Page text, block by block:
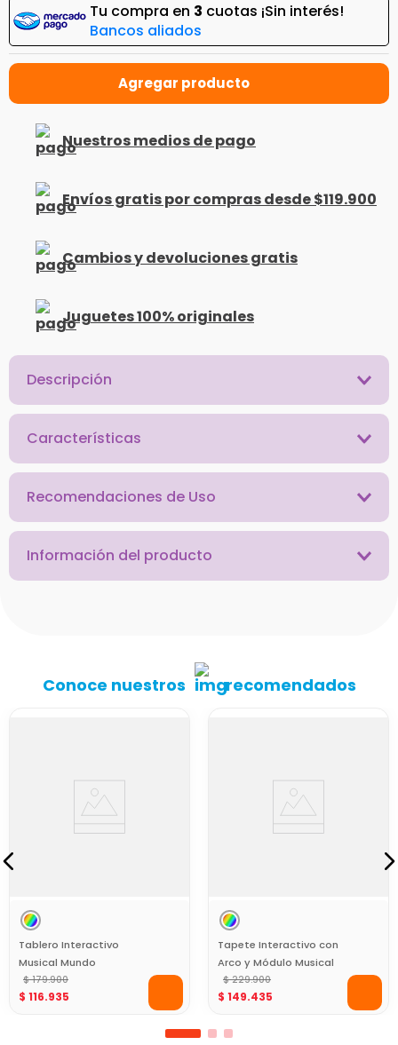
Tu compra en 3 cuotas ¡Sin interés!
Bancos aliados
Nuestros medios de pago
Envíos gratis por compras desde $119.900
Cambios y devoluciones gratis
Juguetes 100% originales
Descripción
Características
Recomendaciones de Uso
Información del producto
Conoce nuestros recomendados
Tablero Interactivo
Musical Mundo
Maravilloso Baby Mine
$ 179.900
$ 116.935
Tapete Interactivo con
Arco y Módulo Musical
Baby Mine
$ 229.900
$ 149.435